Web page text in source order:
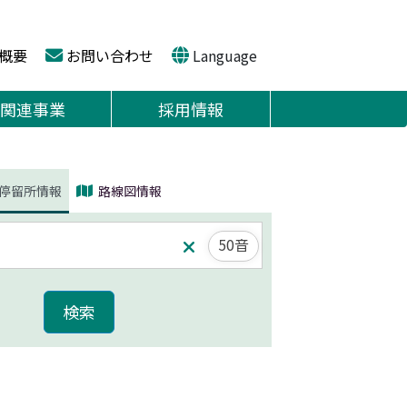
要 お問い合わせ Language
関連事業 採用情報
留所情報 路線図情報
50音